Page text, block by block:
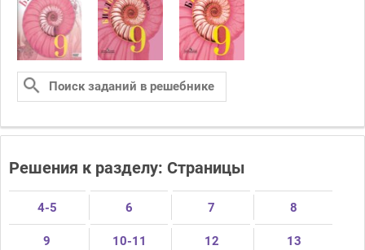
Решения к разделу: Страницы
4-5 6 7 8
9 10-11 12 13